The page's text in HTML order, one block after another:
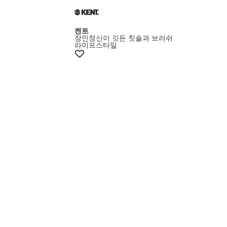
켄트
장인정신이 깃든 칫솔과 브러쉬
라이프스타일